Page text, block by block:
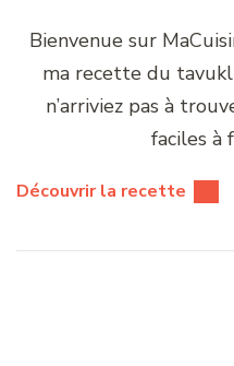
Bienvenue sur
ma recette du
n’arriviez pas à
faciles à
Découvrir la recette